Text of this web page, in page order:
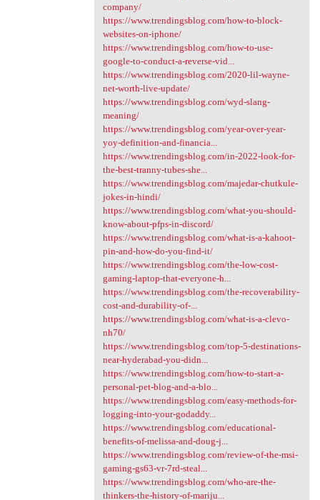
company/
https://www.trendingsblog.com/how-to-block-
websites-on-iphone/
https://www.trendingsblog.com/how-to-use-
google-to-conduct-a-reverse-vid...
https://www.trendingsblog.com/2020-lil-wayne-
net-worth-live-update/
https://www.trendingsblog.com/wyd-slang-
meaning/
https://www.trendingsblog.com/year-over-year-
yoy-definition-and-financia...
https://www.trendingsblog.com/in-2022-look-for-
the-best-tranny-tubes-she...
https://www.trendingsblog.com/majedar-chutkule-
jokes-in-hindi/
https://www.trendingsblog.com/what-you-should-
know-about-pfps-in-discord/
https://www.trendingsblog.com/what-is-a-kahoot-
pin-and-how-do-you-find-it/
https://www.trendingsblog.com/the-low-cost-
gaming-laptop-that-everyone-h...
https://www.trendingsblog.com/the-recoverability-
cost-and-durability-of-...
https://www.trendingsblog.com/what-is-a-clevo-
nh70/
https://www.trendingsblog.com/top-5-destinations-
near-hyderabad-you-didn...
https://www.trendingsblog.com/how-to-start-a-
personal-pet-blog-and-a-blo...
https://www.trendingsblog.com/easy-methods-for-
logging-into-your-godaddy...
https://www.trendingsblog.com/educational-
benefits-of-melissa-and-doug-j...
https://www.trendingsblog.com/review-of-the-msi-
gaming-gs63-vr-7rd-steal...
https://www.trendingsblog.com/who-are-the-
thinkers-the-history-of-mariju...